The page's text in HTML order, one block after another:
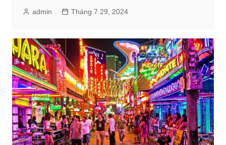
admin Tháng 7 29, 2024